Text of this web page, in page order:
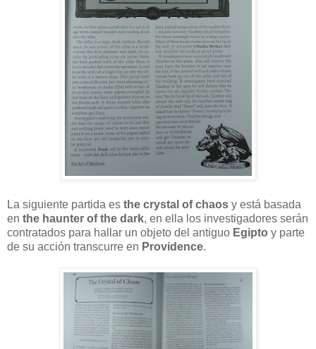
La siguiente partida es the crystal of chaos y está basada
en the haunter of the dark, en ella los investigadores serán
contratados para hallar un objeto del antiguo Egipto y parte
de su acción transcurre en Providence.